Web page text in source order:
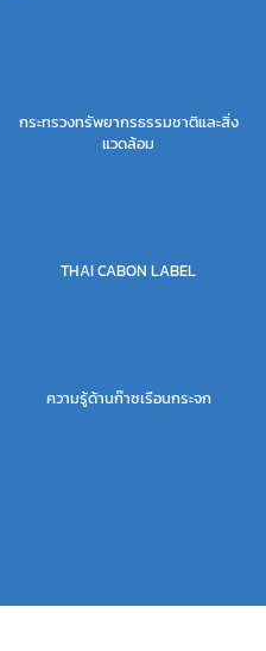
กระทรวงทรัพยากรธรรมชาติและสิ่ง
แวดล้อม
THAI CABON LABEL
ความรู้ด้านก๊าซเรือนกระจก